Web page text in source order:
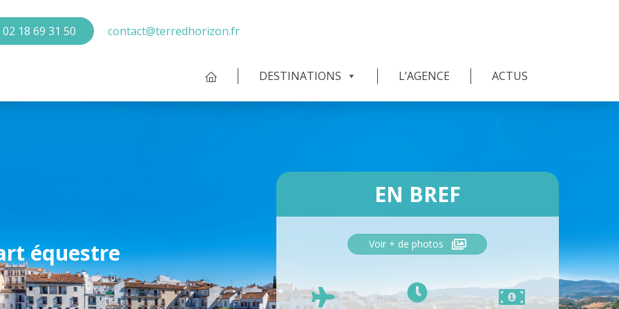
02 18 69 31 50 contact@terredhorizon.fr
DESTINATIONS L’AGENCE ACTUS
équestre
EN BREF
Voir + de photos